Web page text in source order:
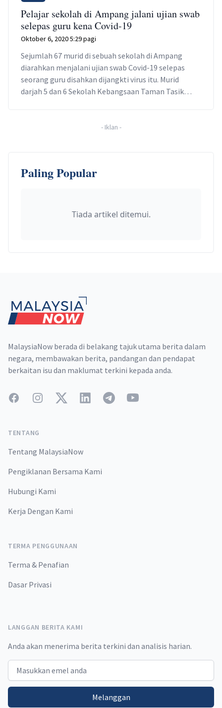
Pelajar sekolah di Ampang jalani ujian swab
selepas guru kena Covid-19
Oktober 6, 2020 5:29 pagi
Sejumlah 67 murid di sebuah sekolah di Ampang
diarahkan menjalani ujian swab Covid-19 selepas
seorang guru disahkan dijangkti virus itu. Murid
darjah 5 dan 6 Sekolah Kebangsaan Taman Tasik
guru tersebut dijangkiti Covid-19 daripada rakan
- Iklan -
Paling Popular
Tiada artikel ditemui.
MalaysiaNow berada di belakang tajuk utama berita dalam
negara, membawakan berita, pandangan dan pendapat
berkaitan isu dan maklumat terkini kepada anda.
FacebookInstagramTwitterLinkedInTelegramYouTube
TENTANG
Tentang MalaysiaNow
Pengiklanan Bersama Kami
Hubungi Kami
Kerja Dengan Kami
TERMA PENGGUNAAN
Terma & Penafian
Dasar Privasi
LANGGAN BERITA KAMI
Anda akan menerima berita terkini dan analisis harian.
Email address
Melanggan